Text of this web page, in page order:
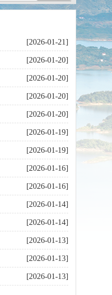
[2026-01-21]
[2026-01-20]
[2026-01-20]
[2026-01-20]
[2026-01-20]
[2026-01-19]
[2026-01-19]
[2026-01-16]
[2026-01-16]
[2026-01-14]
[2026-01-14]
[2026-01-13]
[2026-01-13]
[2026-01-13]